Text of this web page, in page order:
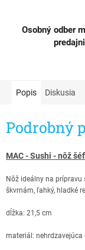
Osobný odber
predajni
Popis Diskusia
Podrobný
MAC - Sushi - nôž
Nôž ideálny na prípravu
škvrnám, ľahký, hladké
dĺžka: 21,5 cm
materiál: nehrdzavejúca